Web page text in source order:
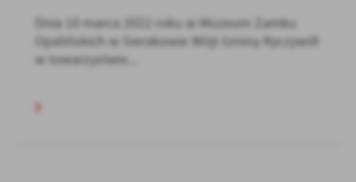
Dnia 10 marca 2022 roku w Muzeum Zamku
Opalińskich w Sierakowie Wójt Gminy Ryczywół
w towarzystwie...